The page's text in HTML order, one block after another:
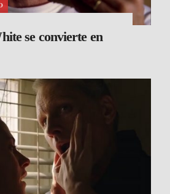
se convierte en